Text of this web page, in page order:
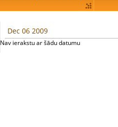
Dec 06 2009
Nav ierakstu ar šādu datumu